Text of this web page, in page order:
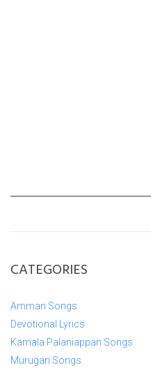
CATEGORIES
Amman Songs
Devotional Lyrics
Kamala Palaniappan Songs
Murugan Songs